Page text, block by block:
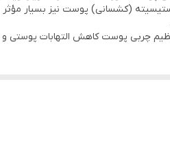
(کشسانی) پوست نیز بسیار
چربی پوست کاهش التهابات پوستی